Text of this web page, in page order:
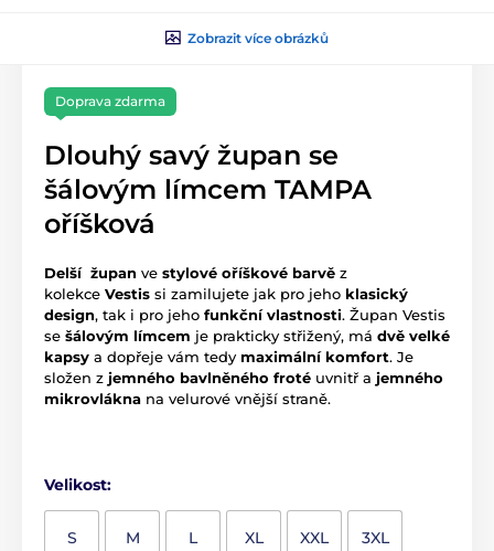
Zobrazit více obrázků
Doprava zdarma
Dlouhý savý župan se
šálovým límcem TAMPA
oříšková
Delší župan ve stylové oříškové barvě z
kolekce Vestis si zamilujete jak pro jeho klasický
design, tak i pro jeho funkční vlastnosti. Župan Vestis
se šálovým límcem je prakticky střižený, má dvě velké
kapsy a dopřeje vám tedy maximální komfort. Je
složen z jemného bavlněného froté uvnitř a jemného
mikrovlákna na velurové vnější straně.
Velikost:
S M L XL XXL 3XL